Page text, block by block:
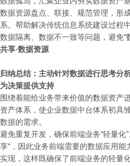
数据资源盘点、联接、规范管理，形
系。帮助解决传统信息系统建设过程
数据隔离、数据不一致等问题，避免“
共享·数据资源
归纳总结：主动针对数据进行思考分
为决策提供支持
围绕着能给业务带来价值的数据资产
资产体系，使企业数据中台体系初具
数据的需求。
避免重复开发，确保前端业务“轻量化
享“，因此业务前端需要的数据应用
实现，这样既确保了前端业务的轻量